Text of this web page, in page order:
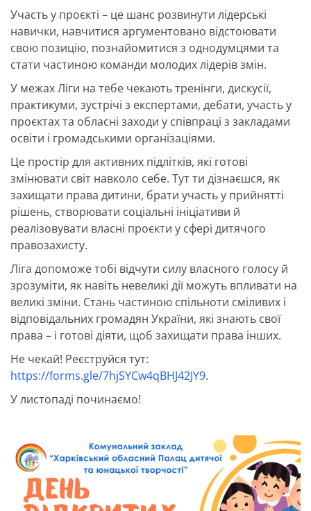
Участь у проєкті – це шанс розвинути лідерські
навички, навчитися аргументовано відстоювати
свою позицію, познайомитися з однодумцями та
стати частиною команди молодих лідерів змін.
У межах Ліги на тебе чекають тренінги, дискусії,
практикуми, зустрічі з експертами, дебати, участь у
проєктах та обласні заходи у співпраці з закладами
освіти і громадськими організаціями.
Це простір для активних підлітків, які готові
змінювати світ навколо себе. Тут ти дізнаєшся, як
захищати права дитини, брати участь у прийнятті
рішень, створювати соціальні ініціативи й
реалізовувати власні проєкти у сфері дитячого
правозахисту.
Ліга допоможе тобі відчути силу власного голосу й
зрозуміти, як навіть невеликі дії можуть впливати на
великі зміни. Стань частиною спільноти сміливих і
відповідальних громадян України, які знають свої
права – і готові діяти, щоб захищати права інших.
Не чекай! Реєструйся тут:
https://forms.gle/7hjSYCw4qBHJ42JY9.
У листопаді починаємо!